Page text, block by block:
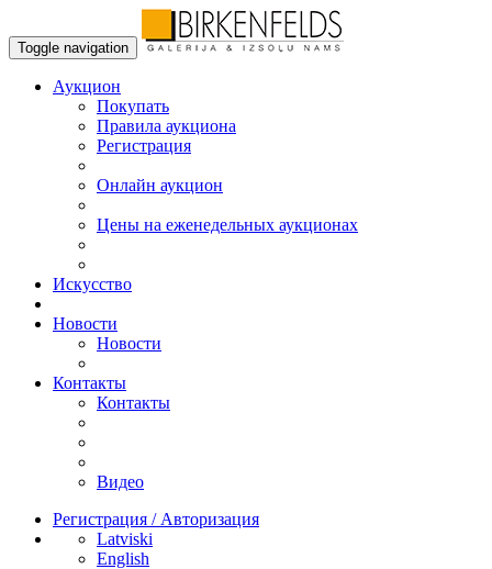
Toggle navigation
Аукцион
Пoкупать
Правила аукциона
Регистрация
Онлайн аукцион
Цены на еженедельных аукционах
Искусствo
Новости
Новости
Контакты
Контакты
Видео
Регистрация / Авторизация
Latviski
English